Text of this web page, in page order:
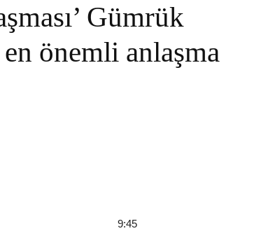
Gümrük
önemli anlaşma
9:45